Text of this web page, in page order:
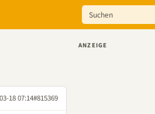
18 07:14#815369
ANZEIGE